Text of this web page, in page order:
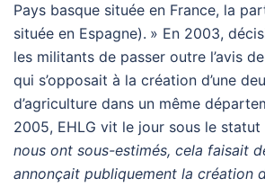
Pays basque située en France, la
située en Espagne). » En 2003,
les militants de passer outre l’avis
qui s’opposait à la création d’une
d’agriculture dans un même
2005, EHLG vit le jour sous le statut
nous ont sous-estimés, cela faisait
annonçait publiquement la création